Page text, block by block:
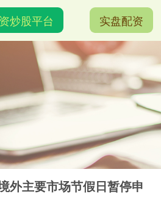
炒股平台 实盘配资
外主要市场节假日暂停申